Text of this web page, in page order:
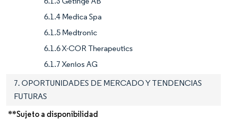
6.1.4 Medica Spa
6.1.5 Medtronic
6.1.6 X-COR Therapeutics
6.1.7 Xenios AG
7. OPORTUNIDADES DE MERCADO Y TENDENCIAS
FUTURAS
**Sujeto a disponibilidad